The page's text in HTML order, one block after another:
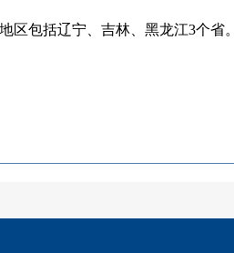
区包括辽宁、吉林、黑龙江3个省